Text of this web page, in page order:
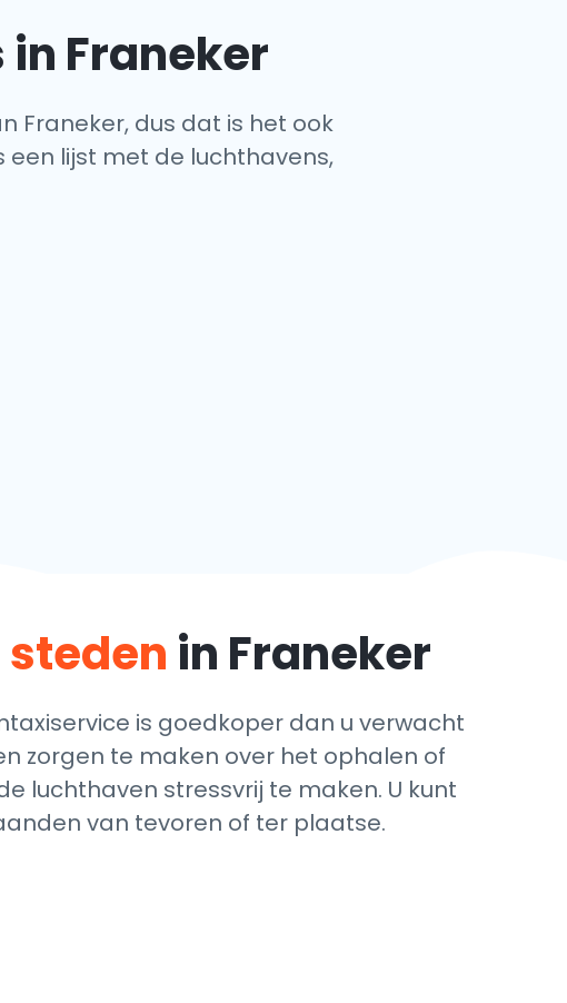
Franeker
Franeker, dus dat is het ook
een lijst met de luchthavens,
steden in Franeker
is goedkoper dan u verwacht
zorgen te maken over het ophalen of
luchthaven stressvrij te maken. U kunt
van tevoren of ter plaatse.